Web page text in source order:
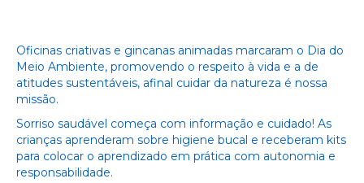
Oficinas criativas e gincanas animadas marcaram o Dia do
Meio Ambiente, promovendo o respeito à vida e a de
atitudes sustentáveis, afinal cuidar da natureza é nossa
missão.
Sorriso saudável começa com informação e cuidado! As
crianças aprenderam sobre higiene bucal e receberam kits
para colocar o aprendizado em prática com autonomia e
responsabilidade.